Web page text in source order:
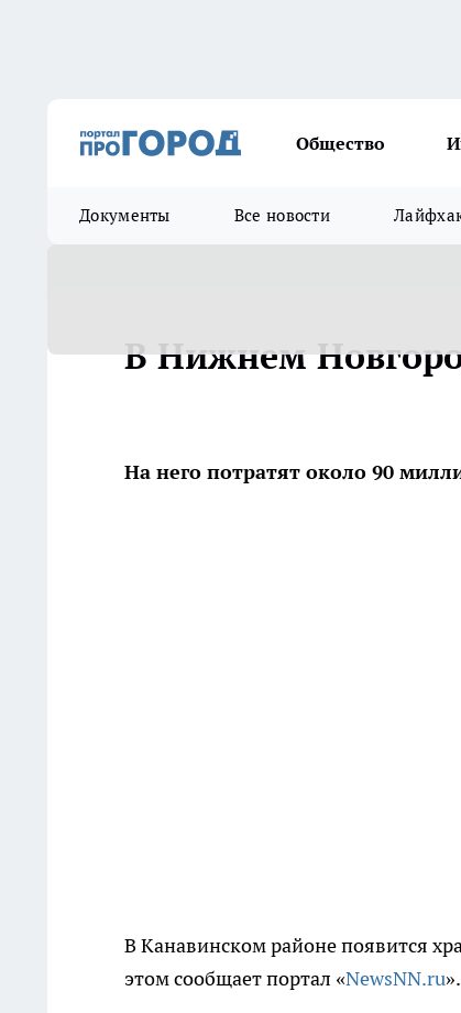
Общество
Документы Все новости
В Нижнем
На него потратят около 90
В Канавинском районе появится
этом сообщает портал «NewsNN.ru».